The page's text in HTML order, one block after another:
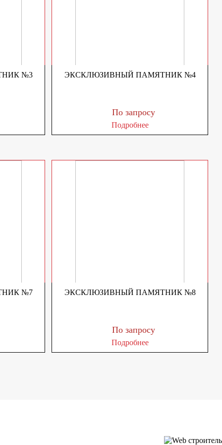
№3 ЭКСКЛЮЗИВНЫЙ ПАМЯТНИК №4
По запросу
Подробнее
№7 ЭКСКЛЮЗИВНЫЙ ПАМЯТНИК №8
По запросу
Подробнее